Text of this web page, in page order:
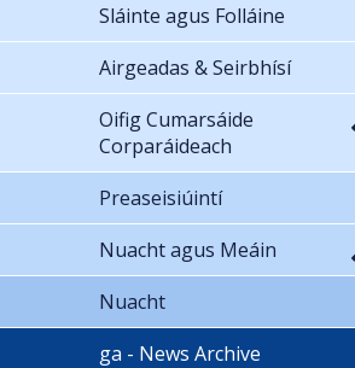
Sláinte agus Folláine
Airgeadas & Seirbhísí
Oifig Cumarsáide
Corparáideach
Preaseisiúintí
Nuacht agus Meáin
Nuacht
ga - News Archive